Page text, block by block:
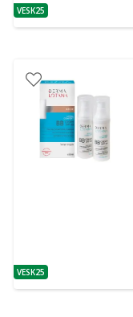
patarimas
VESK25
patarimas
VESK25